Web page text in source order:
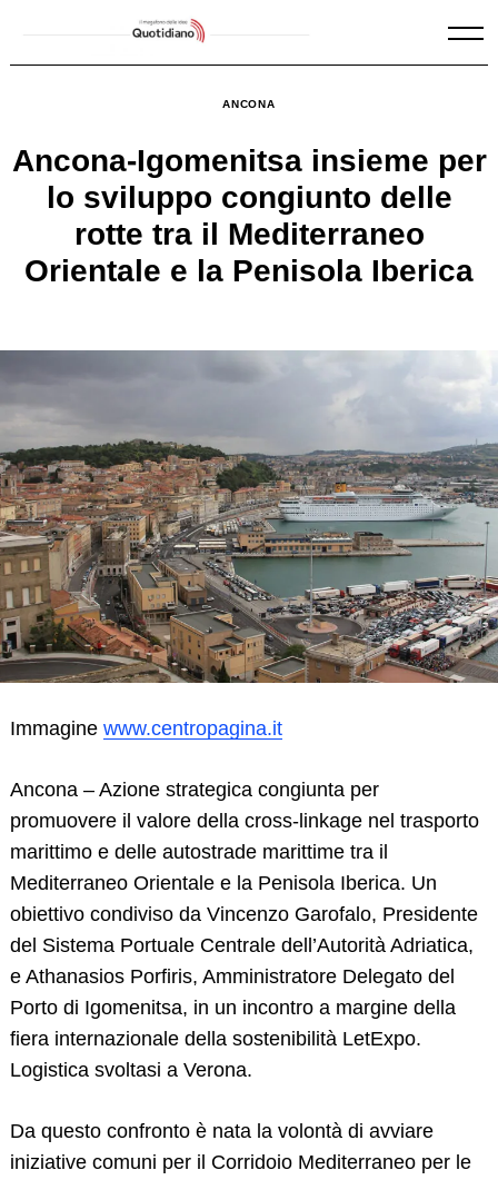
ANCONA
Ancona-Igomenitsa insieme per
lo sviluppo congiunto delle
rotte tra il Mediterraneo
Orientale e la Penisola Iberica
Immagine www.centropagina.it
Ancona – Azione strategica congiunta per
promuovere il valore della cross-linkage nel trasporto
marittimo e delle autostrade marittime tra il
Mediterraneo Orientale e la Penisola Iberica. Un
obiettivo condiviso da Vincenzo Garofalo, Presidente
del Sistema Portuale Centrale dell’Autorità Adriatica,
e Athanasios Porfiris, Amministratore Delegato del
Porto di Igomenitsa, in un incontro a margine della
fiera internazionale della sostenibilità LetExpo.
Logistica svoltasi a Verona.
Da questo confronto è nata la volontà di avviare
iniziative comuni per il Corridoio Mediterraneo per le